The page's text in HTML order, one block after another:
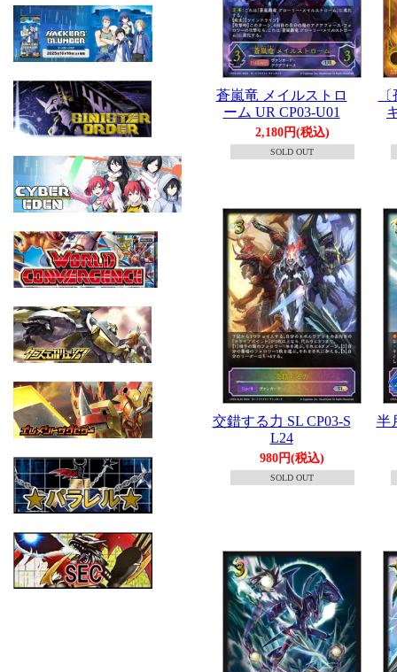
蒼嵐竜 メイルストロ
ーム UR CP03-U01
2,180円(税込)
SOLD OUT
交錯する力 SL CP03-S
L24
980円(税込)
SOLD OUT
半